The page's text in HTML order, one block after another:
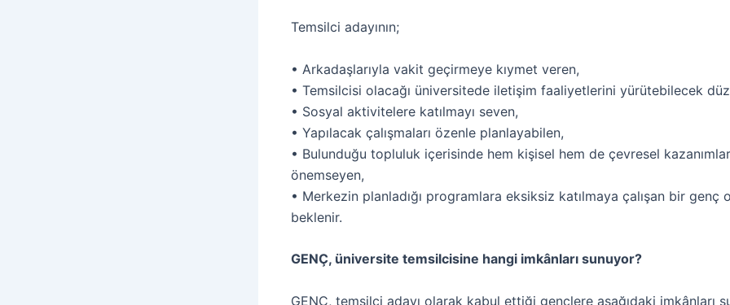
Temsilci adayının;
• Arkadaşlarıyla vakit geçirmeye kıymet veren,
• Temsilcisi olacağı üniversitede iletişim faaliyetlerini yürütebilecek
• Sosyal aktivitelere katılmayı seven,
• Yapılacak çalışmaları özenle planlayabilen,
• Bulunduğu topluluk içerisinde hem kişisel hem de çevresel
önemseyen,
• Merkezin planladığı programlara eksiksiz katılmaya çalışan bir genç
beklenir.
GENÇ, üniversite temsilcisine hangi imkânları sunuyor?
GENÇ, temsilci adayı olarak kabul ettiği gençlere aşağıdaki imkânları